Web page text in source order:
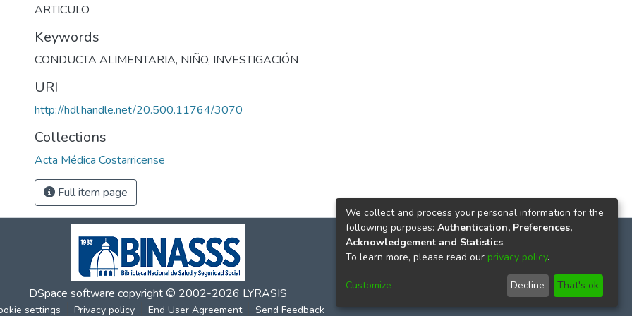
ARTICULO
Keywords
CONDUCTA ALIMENTARIA, NIÑO, INVESTIGACIÓN
URI
http://hdl.handle.net/20.500.11764/3070
Collections
Acta Médica Costarricense
Full item page
DSpace software copyright © 2002-2026 LYRASIS
settings Privacy policy End User Agreement Send Feedback
We collect and process your personal information for the
following purposes: Authentication, Preferences,
Acknowledgement and Statistics.
To learn more, please read our privacy policy.
Customize Decline That's ok